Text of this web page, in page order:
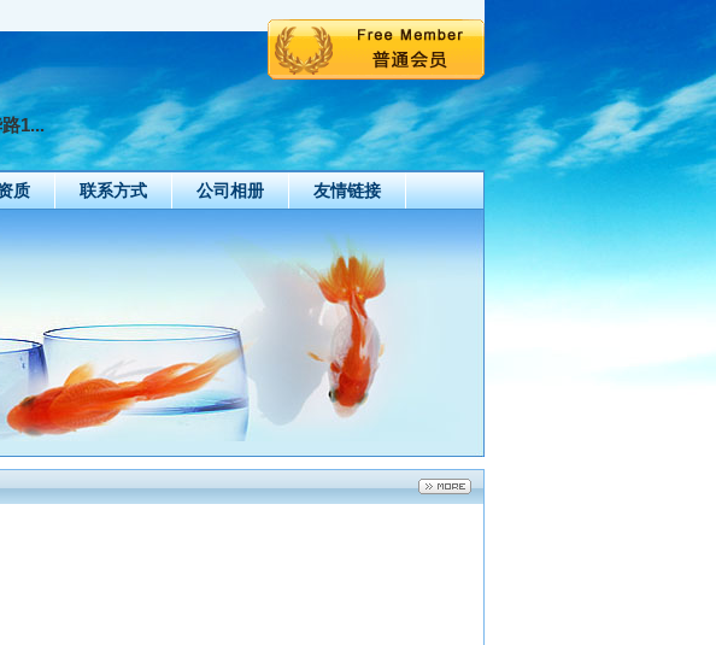
1...
质 联系方式 公司相册 友情链接